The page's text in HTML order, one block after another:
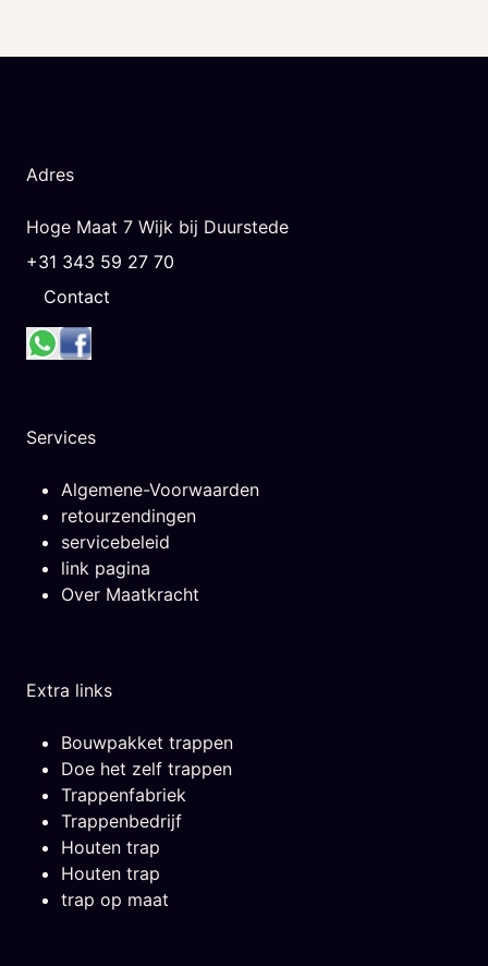
Adres
Hoge Maat 7 Wijk bij Duurstede
+31 343 59 27 70
Contact
Services
Algemene-Voorwaarden
retourzendingen
servicebeleid
link pagina
Over Maatkracht
Extra links
Bouwpakket trappen
Doe het zelf trappen
Trappenfabriek
Trappenbedrijf
Houten trap
Houten trap
trap op maat